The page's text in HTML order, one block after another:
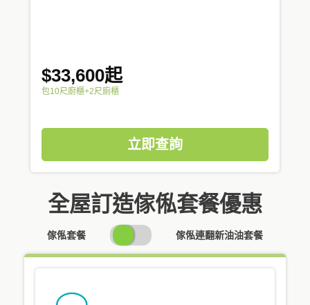
$33,600起
包10尺廚櫃+2尺廁櫃
立即查詢
全屋訂造傢俬套餐優惠
傢俬套餐
SWITCH
PRICING
傢俬連翻新油油套餐